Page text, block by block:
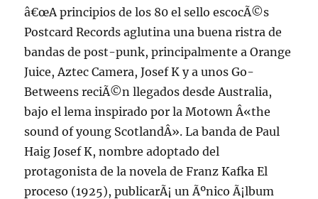
â€œA principios de los 80 el sello escocÃ©s
Postcard Records aglutina una buena ristra de
bandas de post-punk, principalmente a Orange
Juice, Aztec Camera, Josef K y a unos Go-
Betweens reciÃ©n llegados desde Australia,
bajo el lema inspirado por la Motown Â«the
sound of young ScotlandÂ». La banda de Paul
Haig Josef K, nombre adoptado del
protagonista de la novela de Franz Kafka El
proceso (1925), publicarÃ¡ un Ãºnico Ã¡lbum